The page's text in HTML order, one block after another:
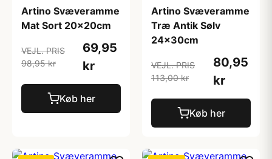
Artino Svæveramme
Mat Sort 20x20cm
VEJL. PRIS
98,95 kr
69,95
kr
Køb her
Artino Svæveramme
Træ Antik Sølv
24x30cm
VEJL. PRIS
113,00 kr
80,95
kr
Køb her